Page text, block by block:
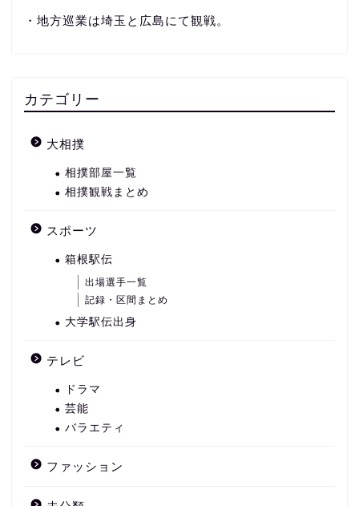
・地方巡業は埼玉と広島にて観戦。
カテゴリー
大相撲
相撲部屋一覧
相撲観戦まとめ
スポーツ
箱根駅伝
出場選手一覧
記録・区間まとめ
大学駅伝出身
テレビ
ドラマ
芸能
バラエティ
ファッション